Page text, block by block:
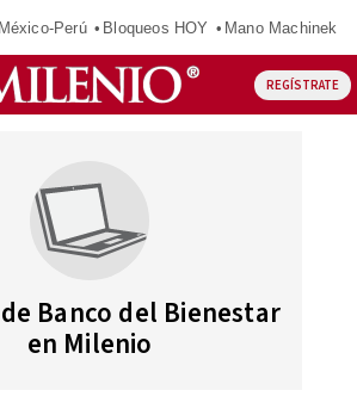
México-Perú Bloqueos HOY Mano Machinek
REGÍSTRATE
Banco del Bienestar
en Milenio